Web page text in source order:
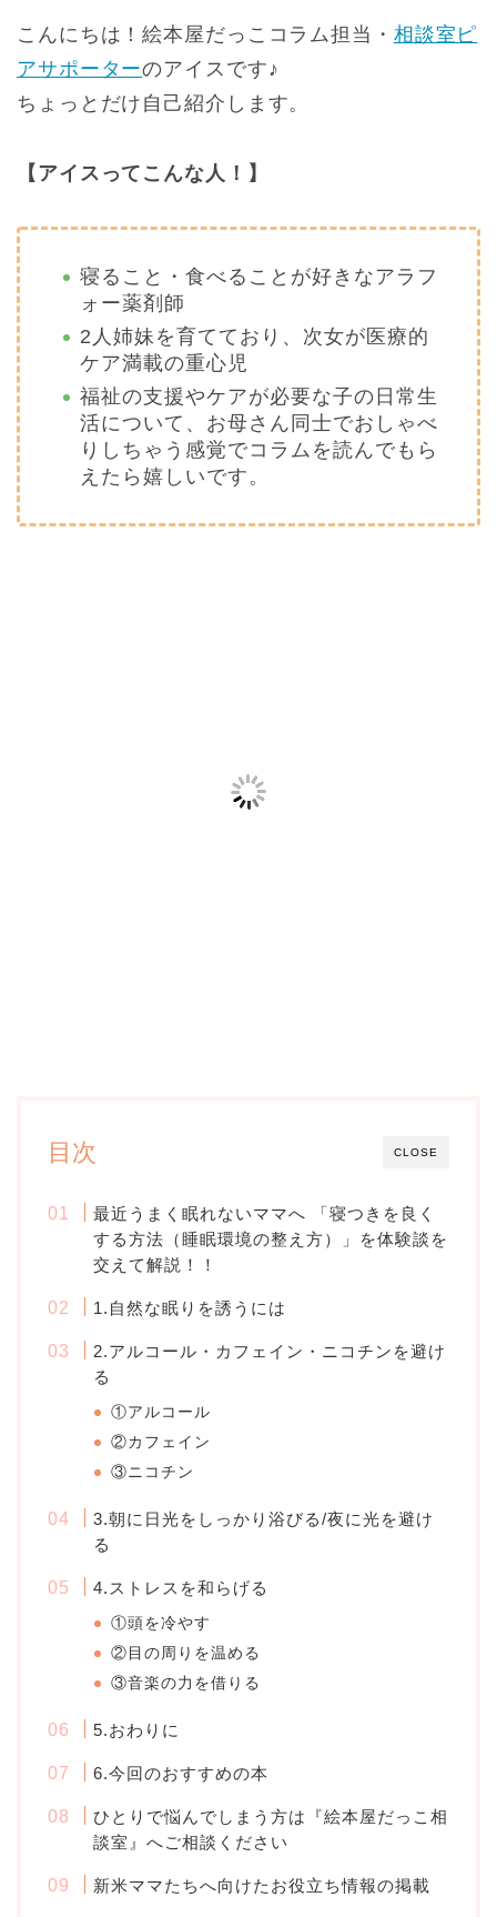
こんにちは！絵本屋だっこコラム担当・ 相談室ピ
アサポーターのアイスです♪
ちょっとだけ自己紹介します。
【アイスってこんな人！】
寝ること・食べることが好きなアラフ
ォー薬剤師
2人姉妹を育てており、次女が医療的
ケア満載の重心児
福祉の支援やケアが必要な子の日常生
活について、お母さん同士でおしゃべ
りしちゃう感覚でコラムを読んでもら
えたら嬉しいです。
CLOSE
目次
最近うまく眠れないママへ 「寝つきを良く
する方法（睡眠環境の整え方）」を体験談を
交えて解説！！
1.自然な眠りを誘うには
2.アルコール・カフェイン・ニコチンを避け
る
①アルコール
②カフェイン
③ニコチン
3.朝に日光をしっかり浴びる/夜に光を避け
る
4.ストレスを和らげる
①頭を冷やす
②目の周りを温める
③音楽の力を借りる
5.おわりに
6.今回のおすすめの本
ひとりで悩んでしまう方は『絵本屋だっこ相
談室』へご相談ください
新米ママたちへ向けたお役立ち情報の掲載